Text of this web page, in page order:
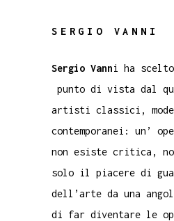
SERGIO VANNI
Sergio Vanni ha
punto di vista dal
artisti classici,
contemporanei: un’
non esiste critica,
solo il piacere di
dell’arte da una
di far diventare le